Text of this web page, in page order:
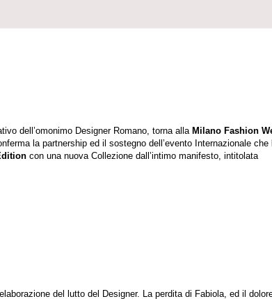
dell’omonimo Designer Romano, torna alla Milano Fashion
la partnership ed il sostegno dell’evento Internazionale che
con una nuova Collezione dall’intimo manifesto, intitolata
del lutto del Designer. La perdita di Fabiola, ed il